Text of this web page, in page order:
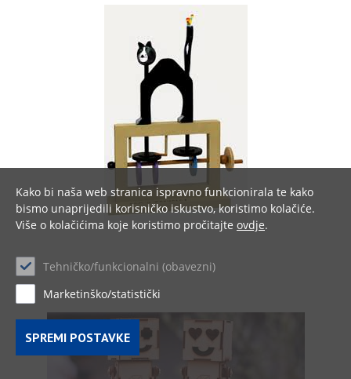
Kako bi naša web stranica ispravno funkcionirala te kako
bismo unaprijedili korisničko iskustvo, koristimo kolačiće.
Više o kolačićima koje koristimo pročitajte ovdje.
Tehničko/funkcionalni (obavezni)
Marketinško/statistički
SPREMI POSTAVKE